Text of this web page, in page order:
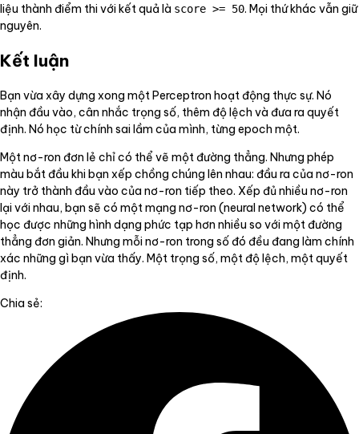
liệu thành điểm thi với kết quả là score >= 50. Mọi thứ khác vẫn giữ
nguyên.
Kết luận
Bạn vừa xây dựng xong một Perceptron hoạt động thực sự. Nó
nhận đầu vào, cân nhắc trọng số, thêm độ lệch và đưa ra quyết
định. Nó học từ chính sai lầm của mình, từng epoch một.
Một nơ-ron đơn lẻ chỉ có thể vẽ một đường thẳng. Nhưng phép
màu bắt đầu khi bạn xếp chồng chúng lên nhau: đầu ra của nơ-ron
này trở thành đầu vào của nơ-ron tiếp theo. Xếp đủ nhiều nơ-ron
lại với nhau, bạn sẽ có một mạng nơ-ron (neural network) có thể
học được những hình dạng phức tạp hơn nhiều so với một đường
thẳng đơn giản. Nhưng mỗi nơ-ron trong số đó đều đang làm chính
xác những gì bạn vừa thấy. Một trọng số, một độ lệch, một quyết
định.
Chia sẻ: